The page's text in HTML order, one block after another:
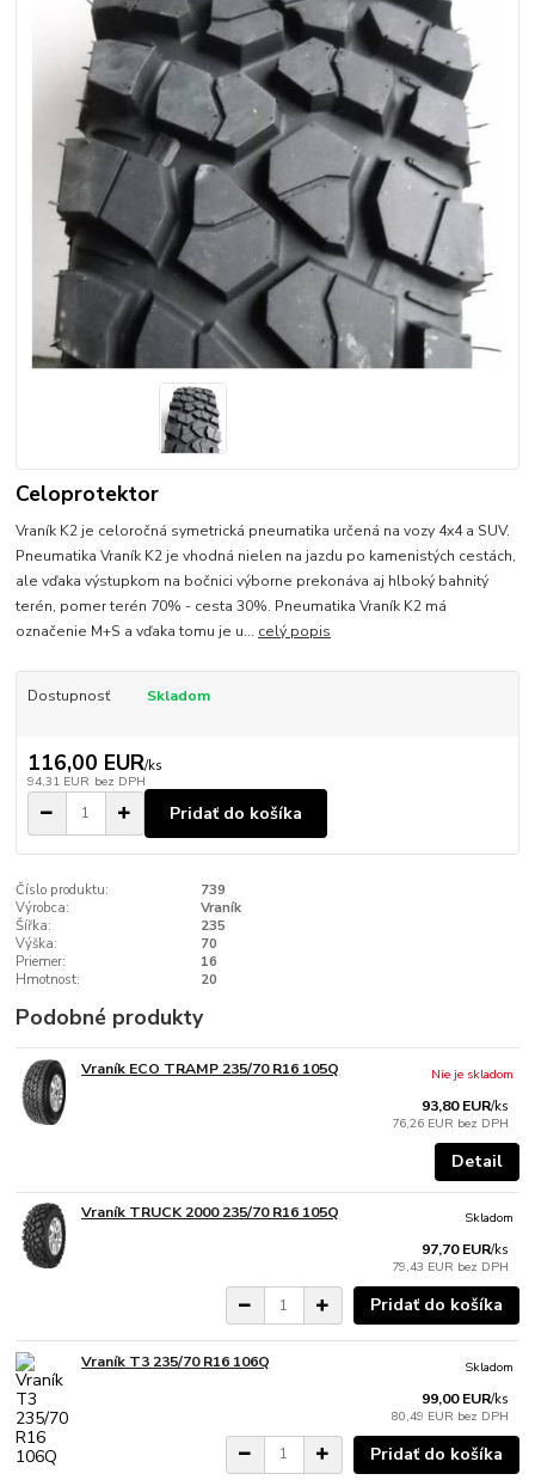
Celoprotektor
Vraník K2 je celoročná symetrická pneumatika určená na vozy 4x4 a SUV.
Pneumatika Vraník K2 je vhodná nielen na jazdu po kamenistých cestách,
ale vďaka výstupkom na bočnici výborne prekonáva aj hlboký bahnitý
terén, pomer terén 70% - cesta 30%. Pneumatika Vraník K2 má
označenie M+S a vďaka tomu je u... celý popis
Dostupnosť Skladom
116,00 EUR/ks
94,31 EUR bez DPH
Pridať do košíka
Číslo produktu:
739
Výrobca:
Vraník
Šířka:
235
Výška:
70
Priemer:
16
Hmotnost:
20
Podobné produkty
Vraník ECO TRAMP 235/70 R16 105Q
93,80 EUR/ks
76,26 EUR bez DPH
Nie je skladom
Detail
Vraník TRUCK 2000 235/70 R16 105Q
97,70 EUR/ks
79,43 EUR bez DPH
Skladom
Pridať do košíka
Vraník T3 235/70 R16 106Q
99,00 EUR/ks
80,49 EUR bez DPH
Skladom
Pridať do košíka